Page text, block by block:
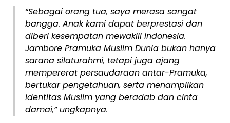
“Sebagai orang tua, saya merasa sangat
bangga. Anak kami dapat berprestasi dan
diberi kesempatan mewakili Indonesia.
Jambore Pramuka Muslim Dunia bukan hanya
sarana silaturahmi, tetapi juga ajang
mempererat persaudaraan antar-Pramuka,
bertukar pengetahuan, serta menampilkan
identitas Muslim yang beradab dan cinta
damai,” ungkapnya.